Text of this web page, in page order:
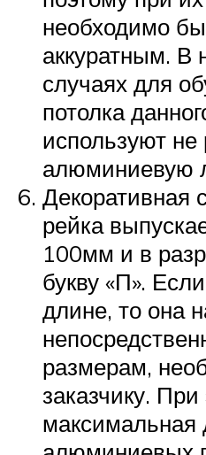
необходимо
аккуратным. В
случаях для
потолка
используют не
алюминиевую
Декоративная
рейка
100мм и в
букву «П».
длине, то она
размерам,
заказчику. При
максимальная